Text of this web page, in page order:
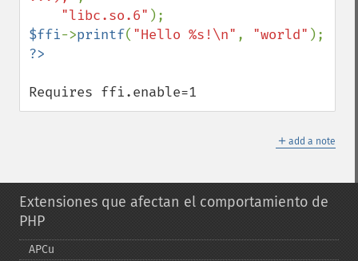
"libc.so.6"
$ffi->printf( "Hello %s!\n" , "world"
Requires ffi.enable=1
＋ add a note
Extensiones que afectan el comportamiento de
PHP
APCu